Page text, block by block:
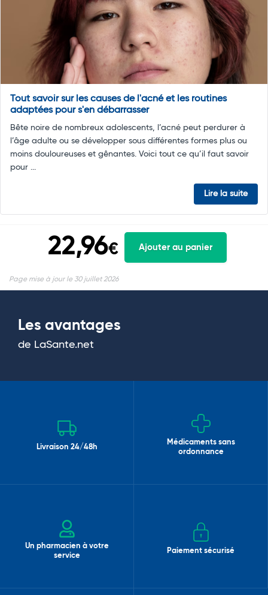
Tout savoir sur les causes de l'acné et les routines
adaptées pour s'en débarrasser
Bête noire de nombreux adolescents, l’acné peut perdurer à
l’âge adulte ou se développer sous différentes formes plus ou
moins douloureuses et gênantes. Voici tout ce qu’il faut savoir
pour ...
Lire la suite
22,96€ Ajouter au panier
Page mise à jour le 30 juillet 2026
Les avantages
de LaSante.net
Livraison 24/48h
Médicaments sans
ordonnance
Un pharmacien à votre
service
Paiement sécurisé